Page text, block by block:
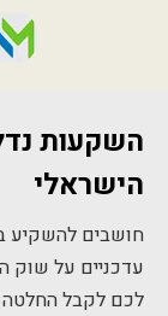
השקעות
הישראלי
חושבים להשקיע
עדכניים על שוק
לכם לקבל החלטה